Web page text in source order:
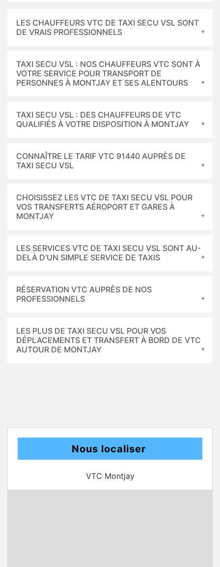
LES CHAUFFEURS VTC DE TAXI SECU VSL SONT
DE VRAIS PROFESSIONNELS
TAXI SECU VSL : NOS CHAUFFEURS VTC SONT À
VOTRE SERVICE POUR TRANSPORT DE
PERSONNES À MONTJAY ET SES ALENTOURS
TAXI SECU VSL : DES CHAUFFEURS DE VTC
QUALIFIÉS À VOTRE DISPOSITION À MONTJAY
CONNAÎTRE LE TARIF VTC 91440 AUPRÈS DE
TAXI SECU VSL
CHOISISSEZ LES VTC DE TAXI SECU VSL POUR
VOS TRANSFERTS AÉROPORT ET GARES À
MONTJAY
LES SERVICES VTC DE TAXI SECU VSL SONT AU-
DELÀ D’UN SIMPLE SERVICE DE TAXIS
RÉSERVATION VTC AUPRÈS DE NOS
PROFESSIONNELS
LES PLUS DE TAXI SECU VSL POUR VOS
DÉPLACEMENTS ET TRANSFERT À BORD DE VTC
AUTOUR DE MONTJAY
Nous localiser
VTC Montjay